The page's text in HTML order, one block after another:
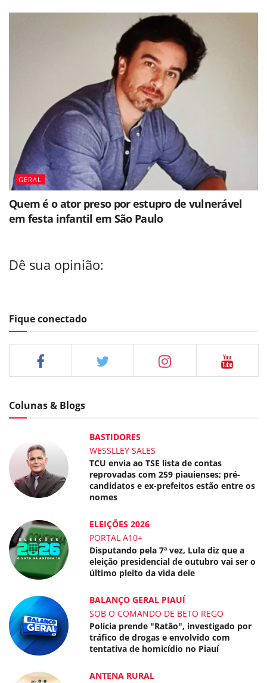
GERAL
Quem é o ator preso por estupro de vulnerável
em festa infantil em São Paulo
Dê sua opinião:
Fique conectado
Colunas & Blogs
BASTIDORES
WESSLLEY SALES
TCU envia ao TSE lista de contas
reprovadas com 259 piauienses; pré-
candidatos e ex-prefeitos estão entre os
nomes
ELEIÇÕES 2026
PORTAL A10+
Disputando pela 7ª vez, Lula diz que a
eleição presidencial de outubro vai ser o
último pleito da vida dele
BALANÇO GERAL PIAUÍ
SOB O COMANDO DE BETO REGO
Polícia prende "Ratão", investigado por
tráfico de drogas e envolvido com
tentativa de homicídio no Piauí
ANTENA RURAL